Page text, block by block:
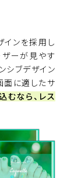
インを採用し
ザーが見やす
シブデザイン
面に適したサ
むなら、レス